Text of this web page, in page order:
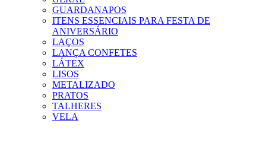
GUARDANAPOS
ITENS ESSENCIAIS PARA FESTA DE
ANIVERSÁRIO
LAÇOS
LANÇA CONFETES
LÁTEX
LISOS
METALIZADO
PRATOS
TALHERES
VELA